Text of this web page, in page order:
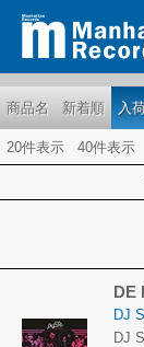
商品名 新着順 入
20件表示 40件表示
DE
DJ
DJ